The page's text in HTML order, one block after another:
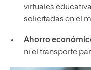
virtuales
solicitadas en el
Ahorro
ni el transporte